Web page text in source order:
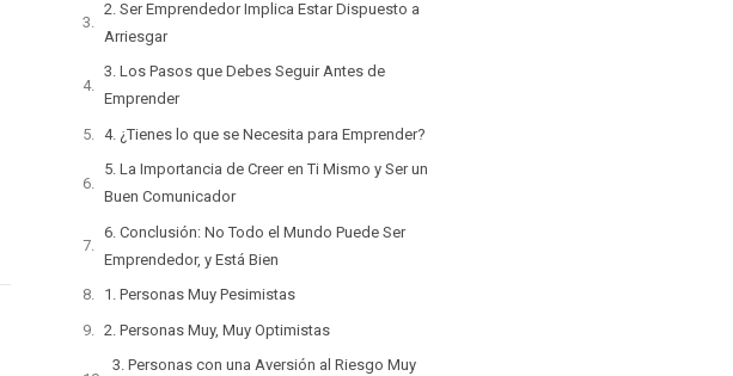
2. Ser Emprendedor Implica Estar Dispuesto a
Arriesgar
3. Los Pasos que Debes Seguir Antes de
Emprender
4. ¿Tienes lo que se Necesita para Emprender?
5. La Importancia de Creer en Ti Mismo y Ser un
Buen Comunicador
6. Conclusión: No Todo el Mundo Puede Ser
Emprendedor, y Está Bien
1. Personas Muy Pesimistas
2. Personas Muy, Muy Optimistas
3. Personas con una Aversión al Riesgo Muy